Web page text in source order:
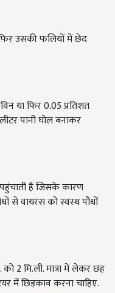
उसकी फलियों में छेद
या फिर 0.05 प्रतिशत
पानी घोल बनाकर
है जिसके कारण
से वायरस को स्वस्थ पौधों
2 मि.ली. मात्रा में लेकर छह
में छिड़काव करना चाहिए.